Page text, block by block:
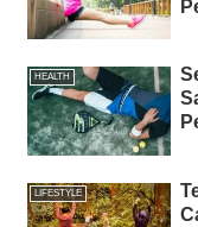
HEALTH
LIFESTYLE